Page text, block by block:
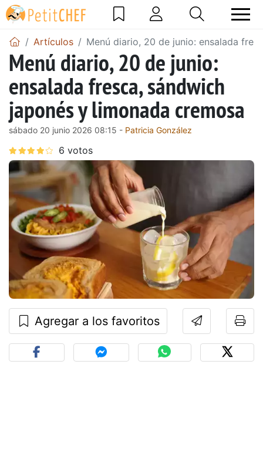
Artículos Menú diario, 20 de junio: ensalada
Menú diario, 20 de junio:
ensalada fresca, sándwich
japonés y limonada cremosa
sábado 20 junio 2026 08:15 - Patricia González
Agregar a los favoritos